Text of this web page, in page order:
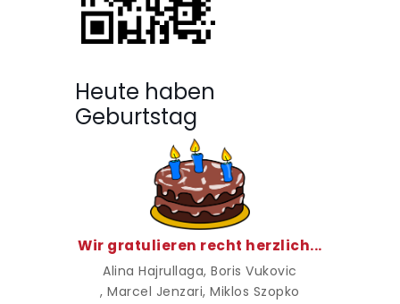
Heute haben
Geburtstag
Wir gratulieren recht herzlich...
Alina Hajrullaga, Boris Vukovic
, Marcel Jenzari, Miklos Szopko